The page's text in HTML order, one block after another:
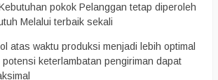
pokok Pelanggan tetap diperoleh
Melalui terbaik sekali
atas waktu produksi menjadi lebih optimal
keterlambatan pengiriman dapat